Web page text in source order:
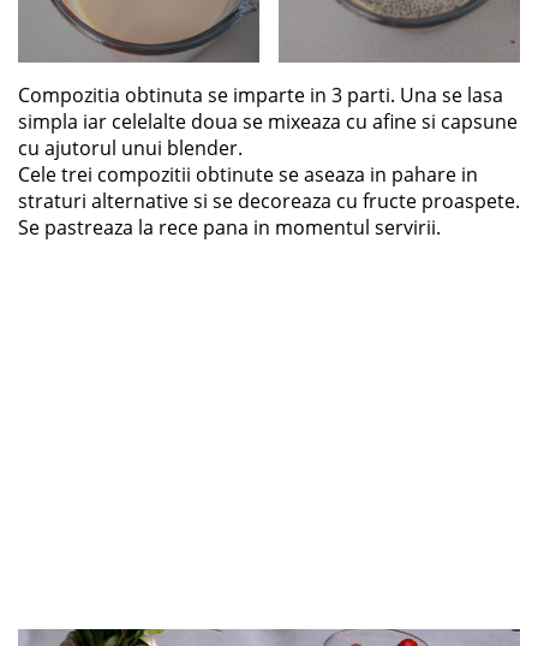
Compozitia obtinuta se imparte in 3 parti. Una se lasa
simpla iar celelalte doua se mixeaza cu afine si capsune
cu ajutorul unui blender.
Cele trei compozitii obtinute se aseaza in pahare in
straturi alternative si se decoreaza cu fructe proaspete.
Se pastreaza la rece pana in momentul servirii.